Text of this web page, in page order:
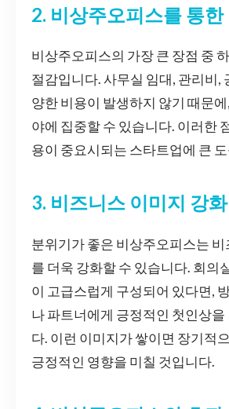
2. 비상주오피스를 통한
비상주오피스의 가장 큰 장점 중
절감입니다. 사무실 임대, 관리비,
양한 비용이 발생하지 않기 때문
야에 집중할 수 있습니다. 이러한
용이 중요시되는 스타트업에 큰
3. 비즈니스 이미지 강화
분위기가 좋은 비상주오피스는
를 더욱 강화할 수 있습니다. 회의
이 고급스럽게 구성되어 있다면,
나 파트너에게 긍정적인 첫인상을
다. 이런 이미지가 쌓이면 장기적
긍정적인 영향을 미칠 것입니다.